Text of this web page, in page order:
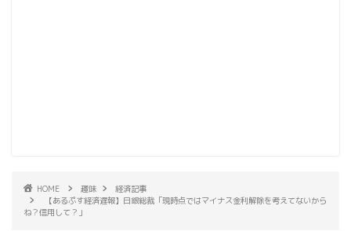
HOME 趣味
経済記事
【あるぷす経済遅報】日銀総裁「現時点ではマイナス金利解除を考えてないから
ね？信用して？」